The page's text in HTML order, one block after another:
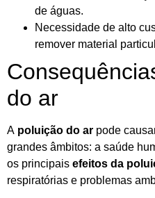
de águas.
Necessidade de alto
remover material
do ar
A poluição do ar pode
grandes âmbitos: a saúde
os principais efeitos da
respiratórias e problemas